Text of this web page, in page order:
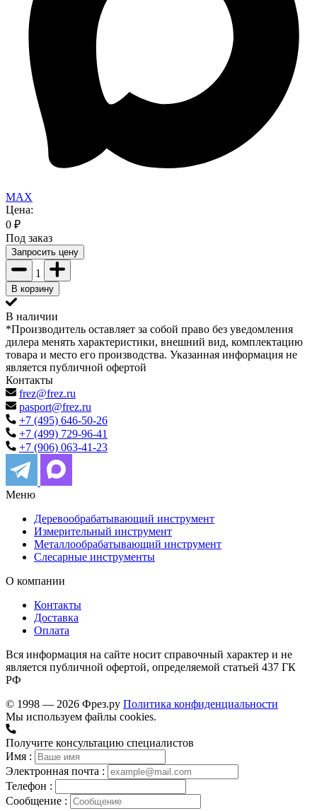
MAX
Цена:
0 ₽
Под заказ
Запросить цену
1
В корзину
В наличии
*Производитель оставляет за собой право без уведомления
дилера менять характеристики, внешний вид, комплектацию
товара и место его производства. Указанная информация не
является публичной офертой
Контакты
frez@frez.ru
pasport@frez.ru
+7 (495) 646-50-26
+7 (499) 729-96-41
+7 (906) 063-41-23
Меню
Деревообрабатывающий инструмент
Измерительный инструмент
Металлообрабатывающий инструмент
Слесарные инструменты
О компании
Контакты
Доставка
Оплата
Вся информация на сайте носит справочный характер и не
является публичной офертой, определяемой статьей 437 ГК
РФ
© 1998 — 2026 Фрез.ру Политика конфиденциальности
Мы используем файлы cookies.
Получите консультацию специалистов
Имя :
Электронная почта :
Телефон :
Сообщение :